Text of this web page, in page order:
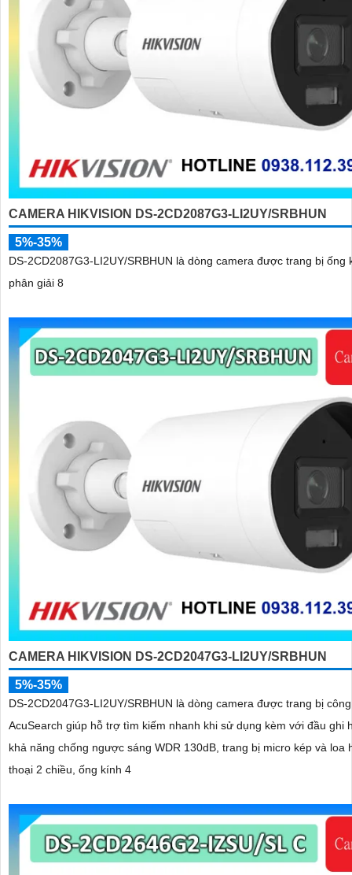
CAMERA HIKVISION DS-2CD2087G3-LI2UY/SRBHUN
5%-35%
DS-2CD2087G3-LI2UY/SRBHUN là dòng camera được trang bị ống
phân giải 8
CAMERA HIKVISION DS-2CD2047G3-LI2UY/SRBHUN
5%-35%
DS-2CD2047G3-LI2UY/SRBHUN là dòng camera được trang bị
AcuSearch giúp hỗ trợ tìm kiếm nhanh khi sử dụng kèm với đầu ghi
khả năng chống ngược sáng WDR 130dB, trang bị micro kép và loa
thoại 2 chiều, ống kính 4